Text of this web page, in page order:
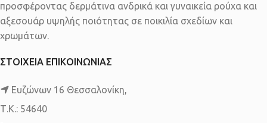
προσφέροντας δερμάτινα ανδρικά και γυναικεία ρούχα και
αξεσουάρ υψηλής ποιότητας σε ποικιλία σχεδίων και
χρωμάτων.
ΣΤΟΙΧΕΙΑ ΕΠΙΚΟΙΝΩΝΙΑΣ
Ευζώνων 16 Θεσσαλονίκη,
Τ.Κ.: 54640